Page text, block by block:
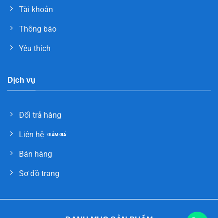
Tài khoản
Thông báo
Yêu thích
Dịch vụ
Đổi trả hàng
Liên hệ
Bán hàng
Sơ đồ trang